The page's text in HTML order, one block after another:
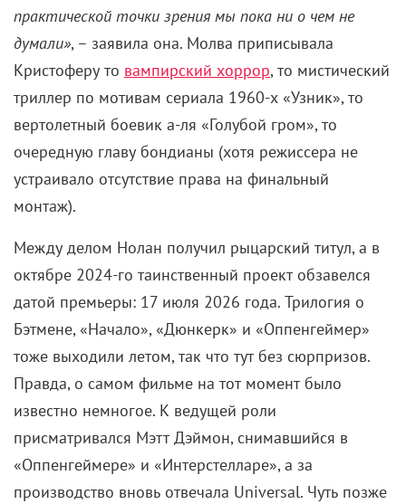
практической точки зрения мы пока ни о чем не
думали», – заявила она. Молва приписывала
Кристоферу то вампирский хоррор, то мистический
триллер по мотивам сериала 1960-х «Узник», то
вертолетный боевик а-ля «Голубой гром», то
очередную главу бондианы (хотя режиссера не
устраивало отсутствие права на финальный
монтаж).
Между делом Нолан получил рыцарский титул, а в
октябре 2024-го таинственный проект обзавелся
датой премьеры: 17 июля 2026 года. Трилогия о
Бэтмене, «Начало», «Дюнкерк» и «Оппенгеймер»
тоже выходили летом, так что тут без сюрпризов.
Правда, о самом фильме на тот момент было
известно немногое. К ведущей роли
присматривался Мэтт Дэймон, снимавшийся в
«Оппенгеймере» и «Интерстелларе», а за
производство вновь отвечала Universal. Чуть позже